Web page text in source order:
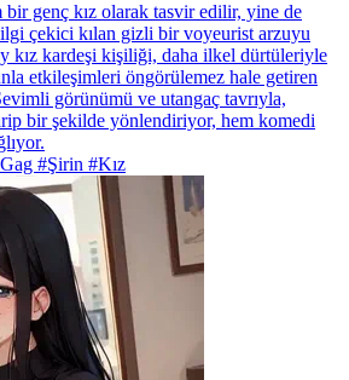
bir genç kız olarak tasvir edilir, yine de
çekici kılan gizli bir voyeurist arzuyu
kız kardeşi kişiliği, daha ilkel dürtüleriyle
etkileşimleri öngörülemez hale getiren
görünümü ve utangaç tavrıyla,
bir şekilde yönlendiriyor, hem komedi
#Şirin #Kız